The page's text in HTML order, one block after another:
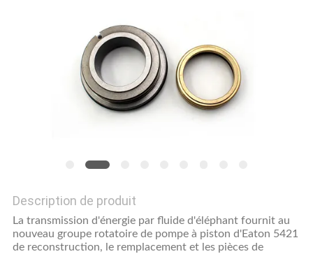
Description de produit
La transmission d'énergie par fluide d'éléphant fournit au
nouveau groupe rotatoire de pompe à piston d'Eaton 5421
de reconstruction, le remplacement et les pièces de